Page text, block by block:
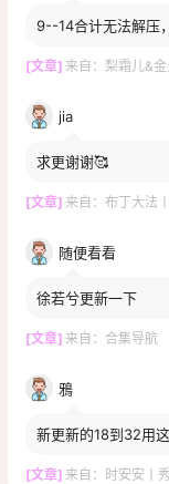
9--14合计无法解压
[文章] 来自： 梨霜儿&金
jia
求更谢谢🥰
[文章] 来自： 布丁大法
随便看看
徐若兮更新一下
[文章] 来自： 合集导航
鴉
新更新的18到32用
嘛？
[文章] 来自： 时安安丨